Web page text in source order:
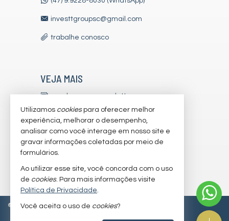
investtgroupsc@gmail.com
trabalhe conosco
VEJA MAIS
receba nosso newsletter
indicadores financeiros
cadastre seu imóvel
imóveis favoritos
mapa de imóveis
© 2026 CRECI/SC 7179-J Política de Privacidade
Utilizamos cookiespara oferecer melhor
experiência, melhorar o desempenho,
analisar como você interage em nosso site e
gravar informações coletadas por meio de
formulários.
Ao utilizar esse site, você concorda com o uso
de cookies. Para mais informações visite
Política de Privacidade.
Você aceita o uso de cookies?